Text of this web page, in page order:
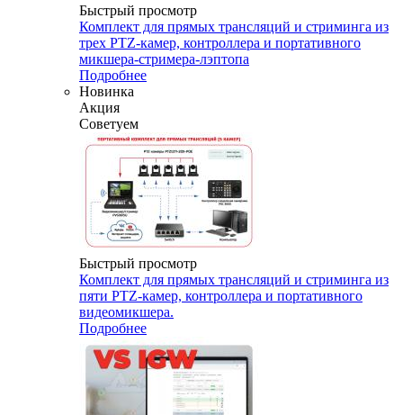
Быстрый просмотр
Комплект для прямых трансляций и стриминга из
трех PTZ-камер, контроллера и портативного
микшера-стримера-лэптопа
Подробнее
Новинка
Акция
Советуем
Быстрый просмотр
Комплект для прямых трансляций и стриминга из
пяти PTZ-камер, контроллера и портативного
видеомикшера.
Подробнее